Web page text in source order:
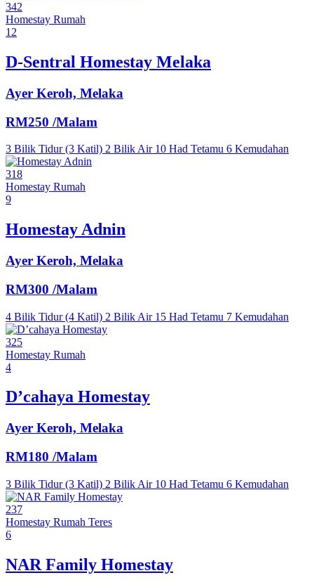
342
Homestay Rumah
12
D-Sentral Homestay Melaka
Ayer Keroh, Melaka
RM250 /Malam
3 Bilik Tidur (3 Katil) 2 Bilik Air 10 Had Tetamu 6 Kemudahan
318
Homestay Rumah
9
Homestay Adnin
Ayer Keroh, Melaka
RM300 /Malam
4 Bilik Tidur (4 Katil) 2 Bilik Air 15 Had Tetamu 7 Kemudahan
325
Homestay Rumah
4
D’cahaya Homestay
Ayer Keroh, Melaka
RM180 /Malam
3 Bilik Tidur (3 Katil) 2 Bilik Air 10 Had Tetamu 6 Kemudahan
237
Homestay Rumah Teres
6
NAR Family Homestay